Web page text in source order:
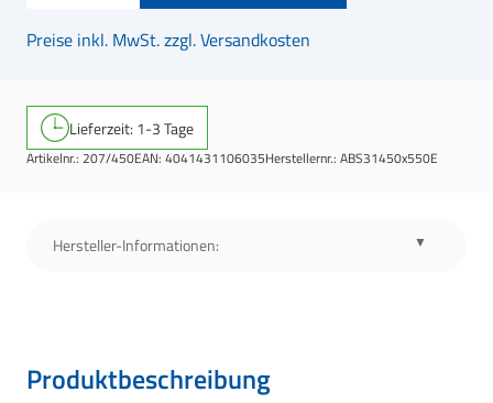
Preise inkl. MwSt. zzgl. Versandkosten
Lieferzeit: 1-3 Tage
Artikelnr.: 207/450EAN: 4041431106035Herstellernr.: ABS31450x550E
Hersteller-Informationen:
Produktbeschreibung